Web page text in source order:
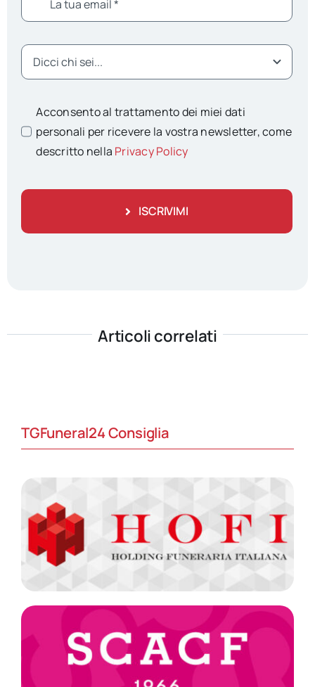
Acconsento al trattamento dei miei dati
personali per ricevere la vostra newsletter, come
descritto nella Privacy Policy
ISCRIVIMI
Articoli correlati
TGFuneral24 Consiglia